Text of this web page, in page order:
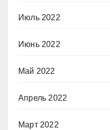
Июль 2022
Июнь 2022
Май 2022
Апрель 2022
Март 2022